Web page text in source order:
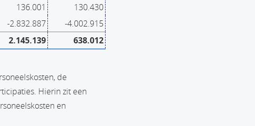
136.001
130.430
-2.832.887
-4.002.915
2.145.139
638.012
de
Hierin zit een
en